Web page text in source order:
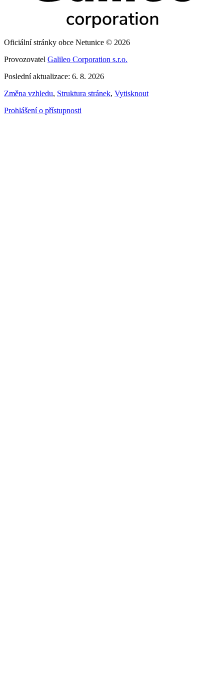
Oficiální stránky obce Netunice © 2026
Provozovatel Galileo Corporation s.r.o.
Poslední aktualizace: 6. 8. 2026
Změna vzhledu, Struktura stránek, Vytisknout
Prohlášení o přístupnosti